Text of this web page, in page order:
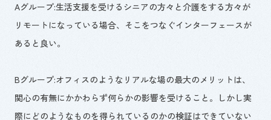
Aグループ:生活支援を受けるシニアの方々と介護をする方々が
リモートになっている場合、そこをつなぐインターフェースが
あると良い。
Bグループ:オフィスのようなリアルな場の最大のメリットは、
関心の有無にかかわらず何らかの影響を受けること。しかし実
際にどのようなものを得られているのかの検証はできていない